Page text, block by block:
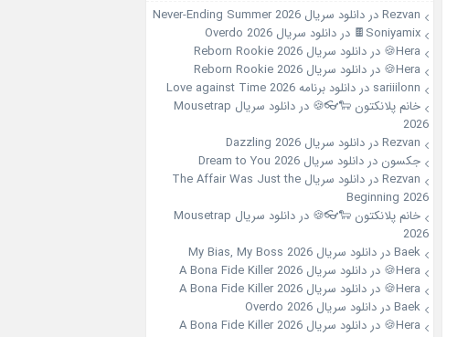
Rezvanدردانلود سریال Never-Ending Summer 2026
Soniyamix🍫
دردانلود سریال Overdo 2026
Hera🍪
دردانلود سریال Reborn Rookie 2026
Hera🍪
دردانلود سریال Reborn Rookie 2026
sariiilonn دردانلود برنامه Love against Time 2026
خانم پلانکتون 🐑👓🍪 در
دانلود سریال Mousetrap
2026
Rezvanدردانلود سریال Dazzling 2026
جکسون دردانلود سریال Dream to You 2026
Rezvanدر
دانلود سریال The Affair Was Just the
Beginning 2026
خانم پلانکتون 🐑👓🍪 در
دانلود سریال Mousetrap
2026
Baekدردانلود سریال My Bias, My Boss 2026
Hera🍪
دردانلود سریال A Bona Fide Killer 2026
Hera🍪
دردانلود سریال A Bona Fide Killer 2026
Baekدردانلود سریال Overdo 2026
Hera🍪
دردانلود سریال A Bona Fide Killer 2026